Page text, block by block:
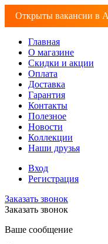
Открыты вакансии в
Главная
О магазине
Скидки и акции
Оплата
Доставка
Гарантия
Контакты
Полезное
Новости
Коллекции
Наши друзья
Вход
Регистрация
Заказать звонок
Заказать звонок
Ваше сообщение